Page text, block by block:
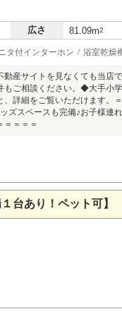
広さ 81.09m2
タ付インターホン 浴室乾燥
動産サイトを見なくても当店
もご相談ください。◆大手小
、詳細をご覧いただけます。
ズスペースも完備♪お子様連
＝＝＝＝
台あり！ペット可】